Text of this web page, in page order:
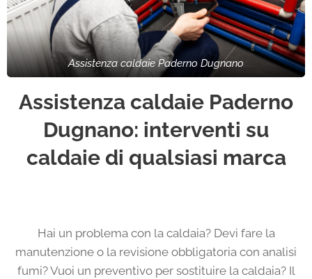
Assistenza caldaie Paderno Dugnano
Assistenza caldaie Paderno
Dugnano: interventi su
caldaie di qualsiasi marca
Hai un problema con la caldaia? Devi fare la
manutenzione o la revisione obbligatoria con analisi
fumi? Vuoi un preventivo per sostituire la caldaia? Il